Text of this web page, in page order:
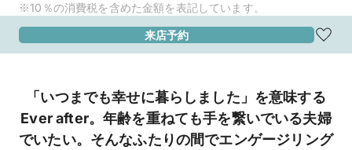
※10％の消費税を含めた金額を表記しています。
来店予約
「いつまでも幸せに暮らしました」を意味する
Ever after。年齢を重ねても手を繋いでいる夫婦
でいたい。そんなふたりの間でエンゲージリング